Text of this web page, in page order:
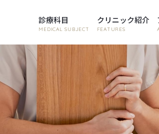
診療科目
MEDICAL SUBJECT
クリニック紹介
FEATURES